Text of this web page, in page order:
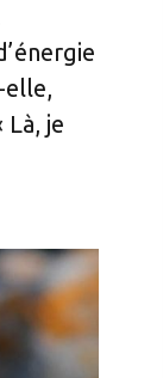
elle,
Là, je